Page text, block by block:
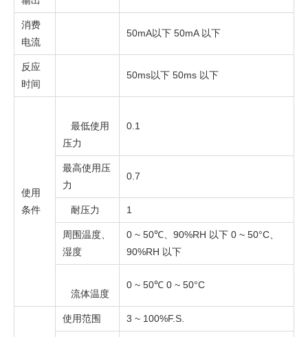
消费
电流
50mA以下 50mA 以下
反应
时间
50ms以下 50ms 以下
使用
条件
最低使用
压力
0.1
最高使用压
力
0.7
耐压力 1
周围温度、
湿度
0 ~ 50℃、90%RH 以下 0 ~ 50°C、
90%RH 以下
流体温度
0 ~ 50℃ 0 ~ 50°C
使用范围 3 ~ 100%F.S.